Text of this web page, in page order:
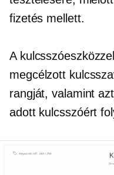
fizetés mellett.
A
megcélzott
rangját, valamint
adott kulcsszóért